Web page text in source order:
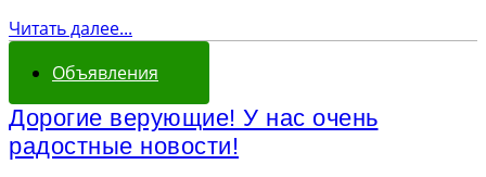
Читать далее...
Объявления
Дорогие верующие! У нас очень
радостные новости!